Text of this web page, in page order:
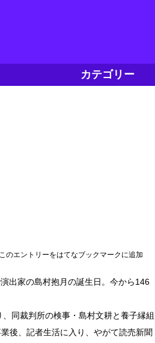
カテゴリー
出家の島村抱月の誕生日。今から146
同裁判所の検事・島村文耕と養子縁組
後、記者生活に入り、やがて読売新聞